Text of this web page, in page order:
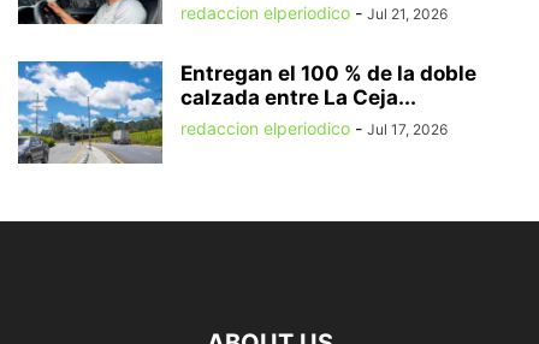
redaccion elperiodico - Jul 21, 2026
Entregan el 100 % de la doble
calzada entre La Ceja...
redaccion elperiodico - Jul 17, 2026